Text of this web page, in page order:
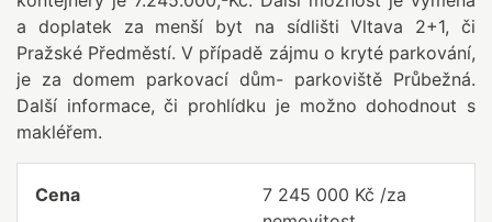
a doplatek za menší byt na sídlišti Vltava 2+1, či
Pražské Předměstí. V případě zájmu o kryté parkování,
je za domem parkovací dům- parkoviště Průbežná.
Další informace, či prohlídku je možno dohodnout s
makléřem.
Cena
7 245 000 Kč /za